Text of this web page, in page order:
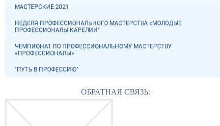
МАСТЕРСКИЕ 2021
НЕДЕЛЯ ПРОФЕССИОНАЛЬНОГО МАСТЕРСТВА «МОЛОДЫЕ
ПРОФЕССИОНАЛЫ КАРЕЛИИ"
ЧЕМПИОНАТ ПО ПРОФЕССИОНАЛЬНОМУ МАСТЕРСТВУ
«ПРОФЕССИОНАЛЫ»
"ПУТЬ В ПРОФЕССИЮ"
ОБРАТНАЯ СВЯЗЬ: